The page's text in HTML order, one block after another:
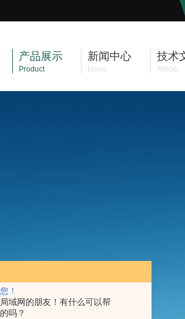
！
域网的朋友！有什么可以帮
吗？
产品展示
Product
新闻中心
News
技术
Article